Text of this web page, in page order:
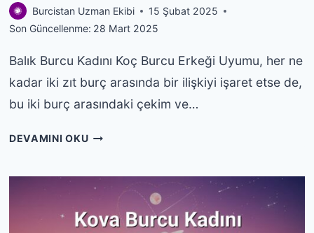
Burcistan Uzman Ekibi
15 Şubat 2025
Son Güncellenme: 28 Mart 2025
Balık Burcu Kadını Koç Burcu Erkeği Uyumu, her ne
kadar iki zıt burç arasında bir ilişkiyi işaret etse de,
bu iki burç arasındaki çekim ve…
DEVAMINI OKUBALIK
KOÇ
ERKEĞI